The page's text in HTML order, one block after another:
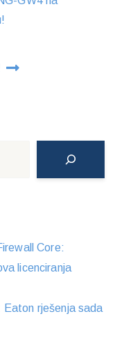
Core:
licenciranja
Eaton rješenja sada